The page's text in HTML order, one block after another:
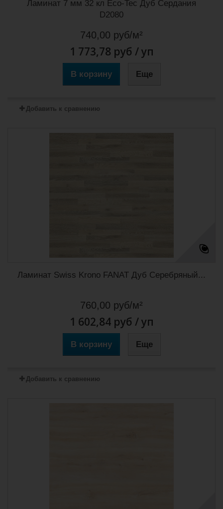
Ламинат 7 мм 32 кл Eco-Tec Дуб Сердания
D2080
740,00 руб/м²
1 773,78 руб / уп
В корзину Еще
Добавить к сравнению
Ламинат Swiss Krono FANAT Дуб Серебряный...
760,00 руб/м²
1 602,84 руб / уп
В корзину Еще
Добавить к сравнению